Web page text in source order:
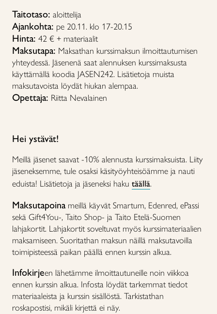
Taitotaso: aloittelija
Ajankohta: pe 20.11. klo 17-20.15
Hinta: 42 € + materiaalit
Maksutapa: Maksathan kurssimaksun ilmoittautumisen
yhteydessä. Jäsenenä saat alennuksen kurssimaksusta
käyttämällä koodia JASEN242. Lisätietoja muista
maksutavoista löydät hiukan alempaa.
Opettaja: Riitta Nevalainen
Hei ystävät!
Meillä jäsenet saavat -10% alennusta kurssimaksuista. Liity
jäseneksemme, tule osaksi käsityöyhteisöämme ja nauti
eduista! Lisätietoja ja jäseneksi haku täällä.
Maksutapoinameillä käyvät Smartum, Edenred, ePassi
sekä Gift4You-, Taito Shop- ja Taito Etelä-Suomen
lahjakortit. Lahjakortit soveltuvat myös kurssimateriaalien
maksamiseen. Suoritathan maksun näillä maksutavoilla
toimipisteessä paikan päällä ennen kurssin alkua.
Infokirjeen lähetämme ilmoittautuneille noin viikkoa
ennen kurssin alkua. Infosta löydät tarkemmat tiedot
materiaaleista ja kurssin sisällöstä. Tarkistathan
roskapostisi, mikäli kirjettä ei näy.